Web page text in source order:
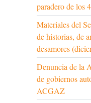
paradero de los
Materiales del
de historias, de
desamores
Denuncia de la
de gobiernos
ACGAZ